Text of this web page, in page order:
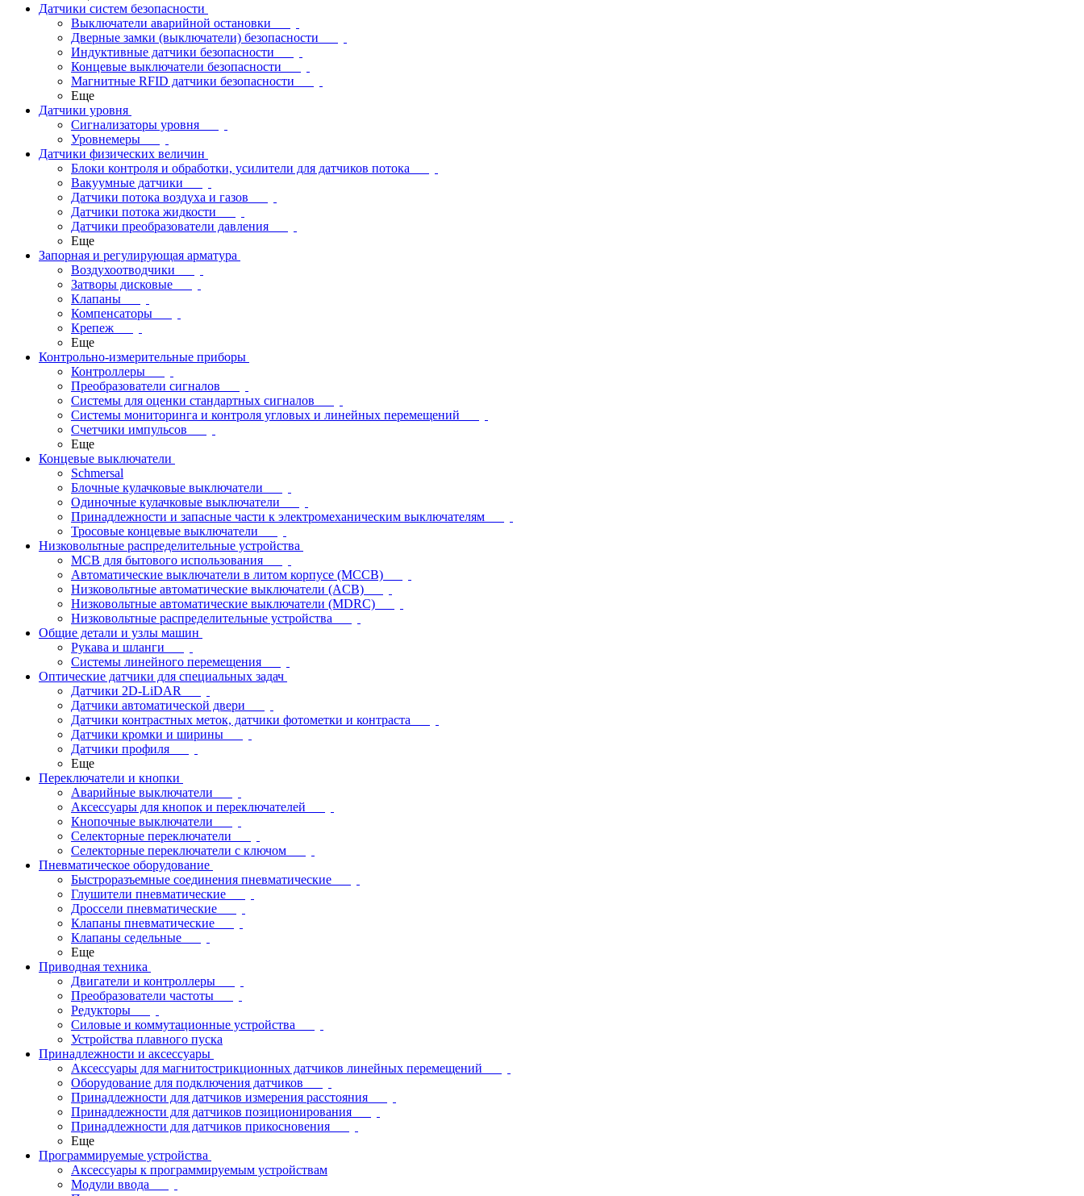
Датчики систем безопасности
Выключатели аварийной остановки
Дверные замки (выключатели) безопасности
Индуктивные датчики безопасности
Концевые выключатели безопасности
Магнитные RFID датчики безопасности
Еще
Датчики уровня
Сигнализаторы уровня
Уровнемеры
Датчики физических величин
Блоки контроля и обработки, усилители для датчиков потока
Вакуумные датчики
Датчики потока воздуха и газов
Датчики потока жидкости
Датчики преобразователи давления
Еще
Запорная и регулирующая арматура
Воздухоотводчики
Затворы дисковые
Клапаны
Компенсаторы
Крепеж
Еще
Контрольно-измерительные приборы
Контроллеры
Преобразователи сигналов
Системы для оценки стандартных сигналов
Системы мониторинга и контроля угловых и линейных перемещений
Счетчики импульсов
Еще
Концевые выключатели
Schmersal
Блочные кулачковые выключатели
Одиночные кулачковые выключатели
Принадлежности и запасные части к электромеханическим выключателям
Тросовые концевые выключатели
Низковольтные распределительные устройства
MCB для бытового использования
Автоматические выключатели в литом корпусе (MCCB)
Низковольтные автоматические выключатели (ACB)
Низковольтные автоматические выключатели (MDRC)
Низковольтные распределительные устройства
Общие детали и узлы машин
Рукава и шланги
Системы линейного перемещения
Оптические датчики для специальных задач
Датчики 2D-LiDAR
Датчики автоматической двери
Датчики контрастных меток, датчики фотометки и контраста
Датчики кромки и ширины
Датчики профиля
Еще
Переключатели и кнопки
Аварийные выключатели
Аксессуары для кнопок и переключателей
Кнопочные выключатели
Селекторные переключатели
Селекторные переключатели с ключом
Пневматическое оборудование
Быстроразъемные соединения пневматические
Глушители пневматические
Дроссели пневматические
Клапаны пневматические
Клапаны седельные
Еще
Приводная техника
Двигатели и контроллеры
Преобразователи частоты
Редукторы
Силовые и коммутационные устройства
Устройства плавного пуска
Принадлежности и аксессуары
Аксессуары для магнитострикционных датчиков линейных перемещений
Оборудование для подключения датчиков
Принадлежности для датчиков измерения расстояния
Принадлежности для датчиков позиционирования
Принадлежности для датчиков прикосновения
Еще
Программируемые устройства
Аксессуары к программируемым устройствам
Модули ввода